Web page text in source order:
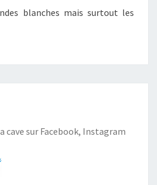
R
P
»
blanches mais surtout les
cave sur Facebook, Instagram